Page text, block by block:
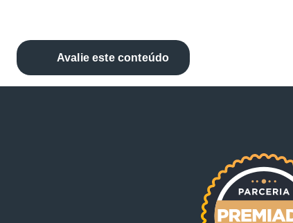
Avalie este conteúdo